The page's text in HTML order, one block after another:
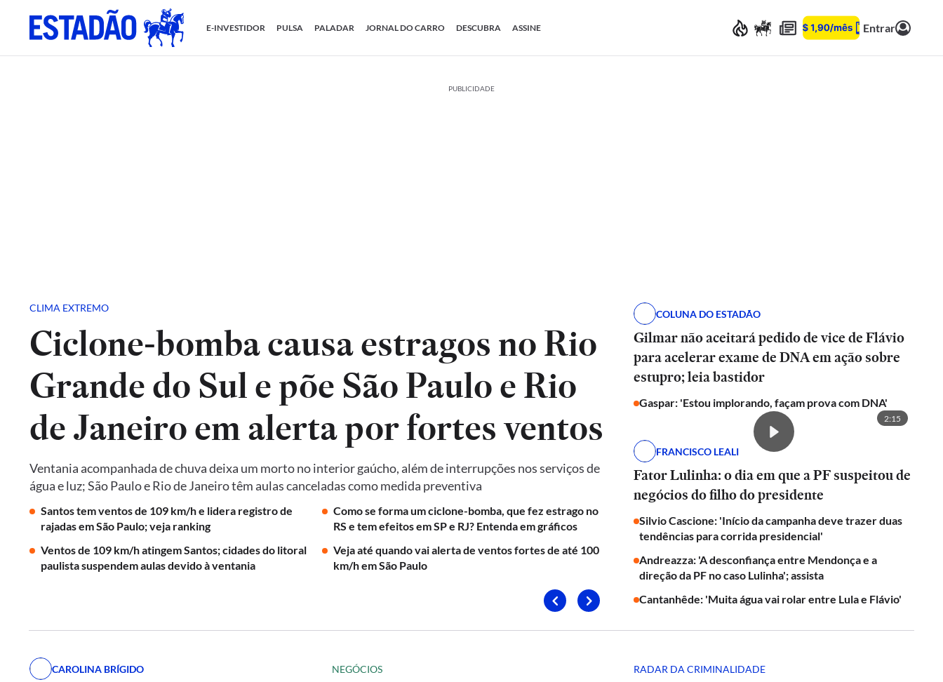
E-INVESTIDOR PULSA PALADAR JORNAL DO CARRO DESCUBRA ASSINE Entrar
PUBLICIDADE
CLIMA EXTREMO
Ciclone-bomba causa estragos no Rio
Grande do Sul e põe São Paulo e Rio
de Janeiro em alerta por fortes ventos
Ventania acompanhada de chuva deixa um morto no interior gaúcho, além de interrupções nos serviços de
água e luz; São Paulo e Rio de Janeiro têm aulas canceladas como medida preventiva
Santos tem ventos de 109 km/h e lidera registro de
rajadas em São Paulo; veja ranking
Como se forma um ciclone-bomba, que fez estrago no
RS e tem efeitos em SP e RJ? Entenda em gráficos
Ventos de 109 km/h atingem Santos; cidades do litoral
paulista suspendem aulas devido à ventania
Veja até quando vai alerta de ventos fortes de até 100
km/h em São Paulo
COLUNA DO ESTADÃO
Gilmar não aceitará pedido de vice de Flávio
para acelerar exame de DNA em ação sobre
estupro; leia bastidor
Gaspar: 'Estou implorando, façam prova com DNA'
2:15
FRANCISCO LEALI
Fator Lulinha: o dia em que a PF suspeitou de
negócios do filho do presidente
Silvio Cascione: 'Início da campanha deve trazer duas
tendências para corrida presidencial'
Andreazza: 'A desconfiança entre Mendonça e a
direção da PF no caso Lulinha'; assista
Cantanhêde: 'Muita água vai rolar entre Lula e Flávio'
CAROLINA BRÍGIDO NEGÓCIOS RADAR DA CRIMINALIDADE